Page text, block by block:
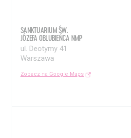
SANKTUARIUM ŚW.
JÓZEFA OBLUBIEŃCA NMP
ul. Deotymy 41
Warszawa
Zobacz na Google Maps